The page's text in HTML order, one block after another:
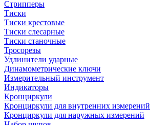
Стрипперы
Тиски
Тиски крестовые
Тиски слесарные
Тиски станочные
Тросорезы
Удлинители ударные
Динамометрические ключи
Измерительный инструмент
Индикаторы
Кронциркули
Кронциркули для внутренних измерений
Кронциркули для наружных измерений